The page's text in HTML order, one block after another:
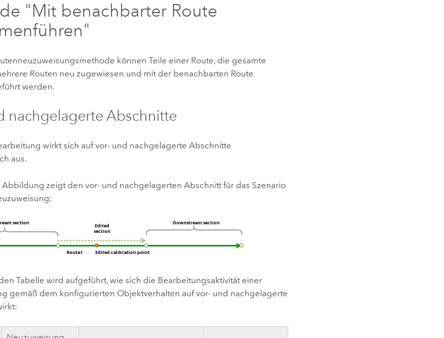
"Mit benachbarter Route
können Teile einer Route, die gesamte
Routen neu zugewiesen und mit der benachbarten Route
werden.
nachgelagerte Abschnitte
wirkt sich auf vor- und nachgelagerte Abschnitte
aus.
zeigt den vor- und nachgelagerten Abschnitt für das Szenario
Tabelle wird aufgeführt, wie sich die Bearbeitungsaktivität einer
gemäß dem konfigurierten Objektverhalten auf vor- und nachgelagerte